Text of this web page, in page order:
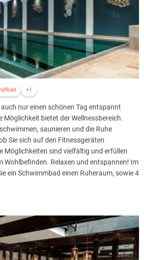
+1
nur einen schönen Tag entspannt
Möglichkeit bietet der Wellnessbereich.
saunieren und die Ruhe
Sie sich auf den Fitnessgeräten
Möglichkeiten sind vielfältig und erfüllen
Wohlbefinden. Relaxen und entspannen! Im
ein Schwimmbad einen Ruheraum, sowie 4